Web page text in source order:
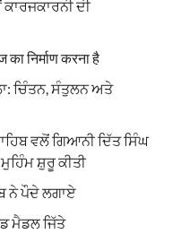
ਦੀ
निर्माण करना है
ਚਿੰਤਨ, ਸੰਤੁਲਨ ਅਤੇ
ਵਲੋਂ ਗਿਆਨੀ ਦਿੱਤ ਸਿੰਘ
ਸ਼ੁਰੂ ਕੀਤੀ
ਨੇ ਪੌਦੇ ਲਗਾਏ
ਮੈਡਲ ਜਿੱਤੇ